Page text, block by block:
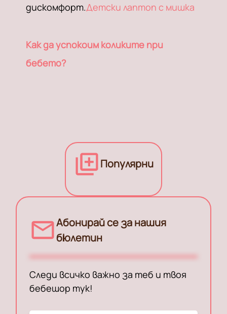
дискомфорт.Детски лаптоп с мишка
Как да успокоим коликите при
бебето?
Популярни
Абонирай се за нашия
бюлетин
Следи всичко важно за теб и твоя
бебешор тук!